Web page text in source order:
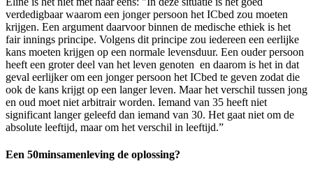
verdedigbaar waarom een jonger persoon het ICbed zou moeten
krijgen. Een argument daarvoor binnen de medische ethiek is het
fair innings principe. Volgens dit principe zou iedereen een eerlijke
kans moeten krijgen op een normale levensduur. Een ouder persoon
heeft een groter deel van het leven genoten en daarom is het in dat
geval eerlijker om een jonger persoon het ICbed te geven zodat die
ook de kans krijgt op een langer leven. Maar het verschil tussen jong
en oud moet niet arbitrair worden. Iemand van 35 heeft niet
significant langer geleefd dan iemand van 30. Het gaat niet om de
absolute leeftijd, maar om het verschil in leeftijd.”
Een 50minsamenleving de oplossing?